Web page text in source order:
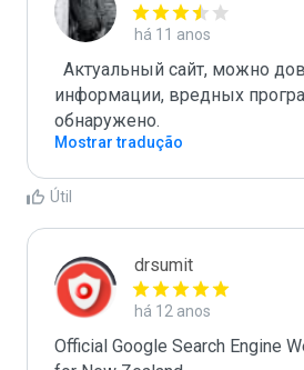
há 11 anos
информации, вредных
Mostrar tradução
Útil
drsumit
há 12 anos
Official Google Search Engine